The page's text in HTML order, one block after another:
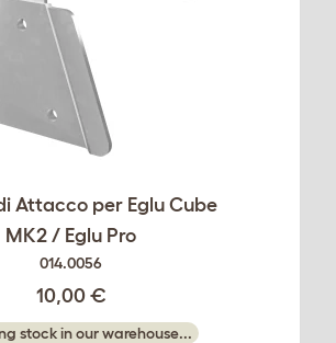
Attacco per Eglu Cube
MK2 / Eglu Pro
014.0056
10,00 €
stock in our warehouse...